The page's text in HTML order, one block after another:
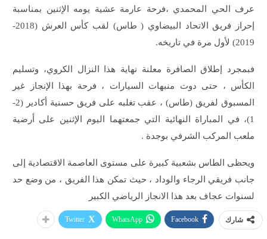
عرف الحي المحمدي ،فرحة عارمة عشية يومه الإثنين بمناسبة
إحراز فريق الاتحاد البيضاوي ( طاس) لقب كأس العرش (2018-
2019) لأول مرة في تاريخه.
فبمجرد إطلاق الصافرة معلنة نهاية هذا النزال الكروي، وتسليم
الكأس ، حتى دوت منبهات السيارات ، فرحة بهذا الإنجاز غير
المسبوق لفريق (طاس) ، عقب تغلبه على فريق حسنية أكادير (2-
1)، في المباراة النهائية التي جمعتهما اليوم الإثنين على أرضية
ملعب المركب الشرفي بوجدة .
ويحظى الطاس بشعبية كبيرة على مستوى العاصمة الاقتصادية إلى
جانب فريقي الرجاء والوداد ، حيث تمكن هذا الفريق ، من وضع حد
لسنوات عجاف بعد هذا الانجاز الرياضي الكبير
شارك Facebook
WhatsApp
Twitter